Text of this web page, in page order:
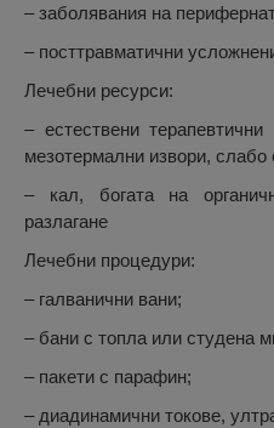
– заболявания на
– посттравматични
Лечебни ресурси:
– естествени
мезотермални извори, слабо
– кал, богата на
разлагане
Лечебни процедури:
– галванични вани;
– бани с топла или студена
– пакети с парафин;
– диадинамични токове,